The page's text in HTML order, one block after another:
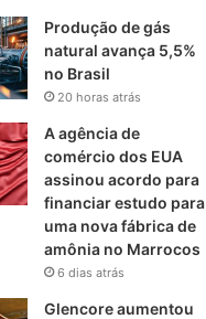
Produção de gás
natural avança 5,5%
no Brasil
20 horas atrás
A agência de
comércio dos EUA
assinou acordo para
financiar estudo para
uma nova fábrica de
amônia no Marrocos
6 dias atrás
Glencore aumentou